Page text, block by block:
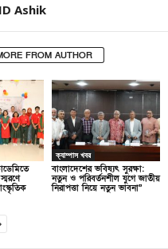
MD Ashik
FROM AUTHOR
ক্যাম্পাস খবর
বাংলাদেশের ভবিষ্যৎ সুরক্ষা:
নতুন ও পরিবর্তনশীল যুগে জাতীয়
নিরাপত্তা নিয়ে নতুন ভাবনা”